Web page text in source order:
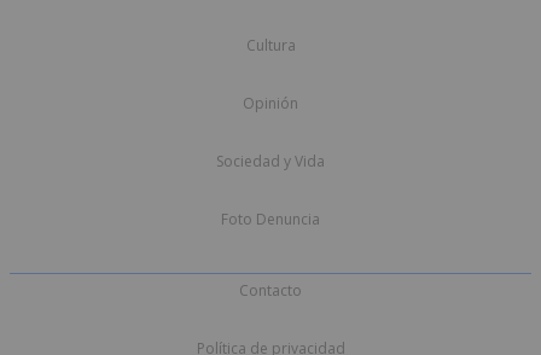
Cultura
Opinión
Sociedad y Vida
Foto Denuncia
Contacto
Política de privacidad